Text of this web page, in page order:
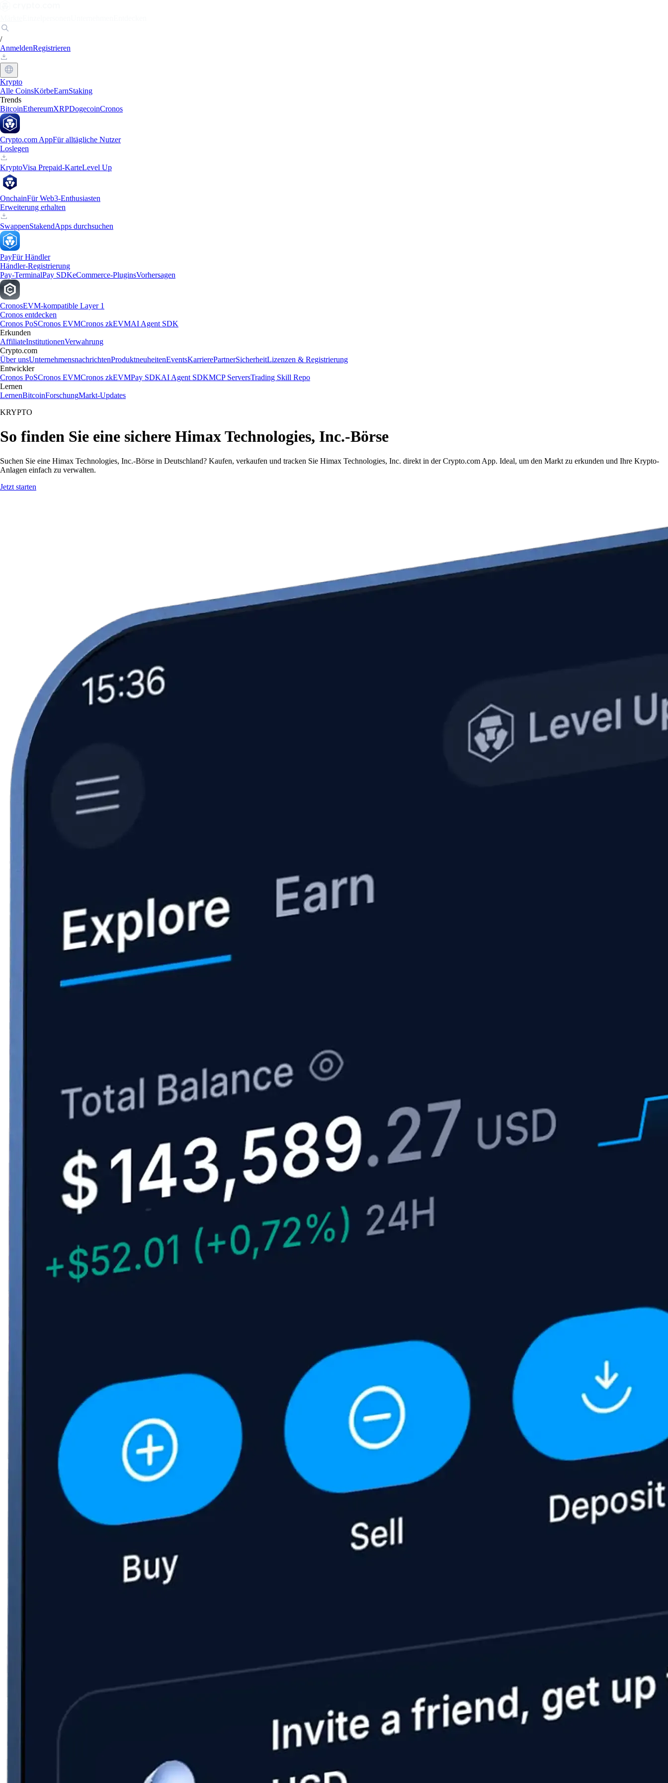
/
AnmeldenRegistrieren
Krypto
Alle CoinsKörbeEarnStaking
Trends
BitcoinEthereumXRPDogecoinCronos
Crypto.com AppFür alltägliche Nutzer
Loslegen
KryptoVisa Prepaid-KarteLevel Up
OnchainFür Web3-Enthusiasten
Erweiterung erhalten
SwappenStakendApps durchsuchen
PayFür Händler
Händler-Registrierung
Pay-TerminalPay SDKeCommerce-PluginsVorhersagen
CronosEVM-kompatible Layer 1
Cronos entdecken
Cronos PoSCronos EVMCronos zkEVMAI Agent SDK
Erkunden
AffiliateInstitutionenVerwahrung
Crypto.com
Über unsUnternehmensnachrichtenProduktneuheitenEventsKarrierePartnerSicherheitLizenzen & Registrierung
Entwickler
Cronos PoSCronos EVMCronos zkEVMPay SDKAI Agent SDKMCP ServersTrading Skill Repo
Lernen
LernenBitcoinForschungMarkt-Updates
KRYPTO
So finden Sie eine sichere Himax Technologies, Inc.-Börse
Suchen Sie eine Himax Technologies, Inc.-Börse in Deutschland? Kaufen, verkaufen und tracken Sie Himax Technologies, Inc. direkt in der Crypto.com App. Ideal, um den Markt zu erkunden und Ihre Krypto-
Anlagen einfach zu verwalten.
Jetzt starten